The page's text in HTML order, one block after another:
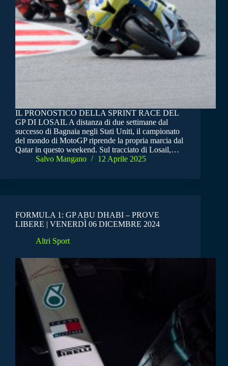
IL PRONOSTICO DELLA SPRINT RACE DEL
GP DI LOSAIL A distanza di due settimane dal
successo di Bagnaia negli Stati Uniti, il campionato
del mondo di MotoGP riprende la propria marcia dal
Qatar in questo weekend. Sul tracciato di Losail,…
Salvo Mangano
12 Aprile 2025
FORMULA 1: GP ABU DHABI – PROVE
LIBERE | VENERDÌ 06 DICEMBRE 2024
Altri Sport